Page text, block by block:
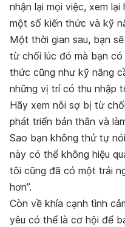
nhận lại mọi việc, xem
một số kiến thức và kỹ
Một thời gian sau, bạn
từ chối lúc đó mà bạn có
thức cũng như kỹ năng
những vị trí có thu nhập
Hãy xem nỗi sợ bị từ
phát triển bản thân và
Sao bạn không thử tự
này có thể không hiệu
tôi cũng đã có một trải
hơn”.
Còn về khía cạnh tình
yêu có thể là cơ hội để